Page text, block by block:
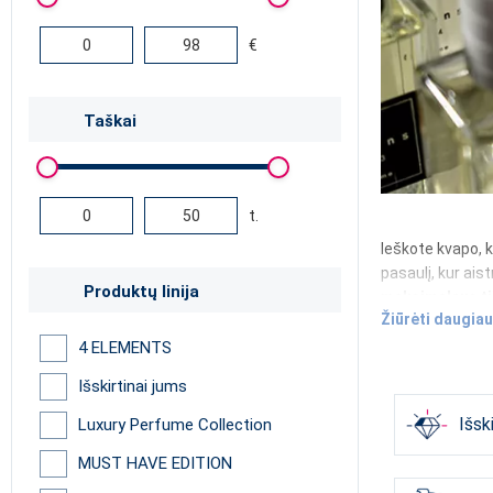
€
Taškai
t.
Produktų linija
4 ELEMENTS
Išskirtinai jums
Luxury Perfume Collection
MUST HAVE EDITION
Ieškote kvapo,
pasaulį, kur
mūsų kvepalai
Iš mūsų
Žiūrėti daugiau